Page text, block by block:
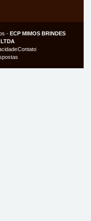
- ECP MIMOS BRINDES
Contato